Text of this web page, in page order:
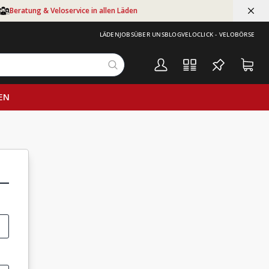
Beratung & Veloservice in allen Läden
LÄDENJOBSÜBER UNSBLOGVELOCLICK - VELOBÖRSE